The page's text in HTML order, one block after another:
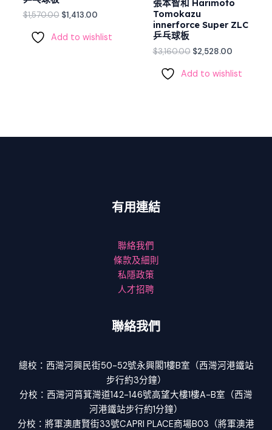
$1,570.00 $1,413.00
Add to wishlist
張本智和 Harimoto
Tomokazu
innerforce Super ZLC
乒乓球板
$3,160.00 $2,528.00
Add to wishlist
有用連結
聯絡我們
條款及細則
私隱政策
人才招聘
聯絡我們
總校：西灣河興民街50-52號永興閣1樓B室（西灣河港鐵站
步行約3分鐘）
分校：西灣河筲箕灣道142-146號高望大樓1樓A-B室（西灣
河港鐵站步行約1分鐘）
分校：將軍澳唐賢街33號CAPRI PLACE商場B03（將軍澳港